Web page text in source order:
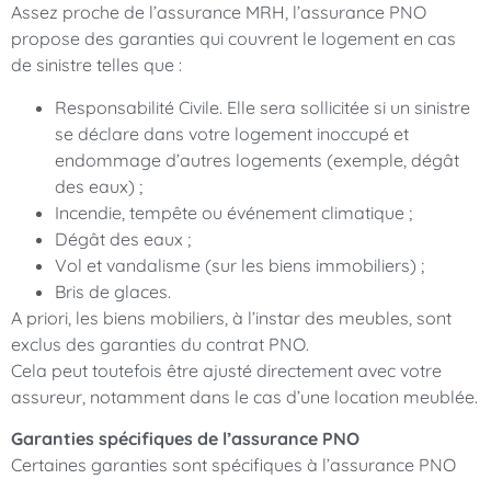
Assez proche de l’assurance MRH, l’assurance PNO
propose des garanties qui couvrent le logement en cas
de sinistre telles que :
Responsabilité Civile. Elle sera sollicitée si un sinistre
se déclare dans votre logement inoccupé et
endommage d’autres logements (exemple, dégât
des eaux) ;
Incendie, tempête ou événement climatique ;
Dégât des eaux ;
Vol et vandalisme (sur les biens immobiliers) ;
Bris de glaces.
A priori, les biens mobiliers, à l’instar des meubles, sont
exclus des garanties du contrat PNO.
Cela peut toutefois être ajusté directement avec votre
assureur, notamment dans le cas d’une location meublée.
Garanties spécifiques de l’assurance PNO
Certaines garanties sont spécifiques à l’assurance PNO